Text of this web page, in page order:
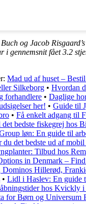
og Jacob
i gennemsnit fået3.2
Mad ud af huset –
Silkeborg • Hvordan
forhandlere • Daglige
her! • Guide til
• Få enkelt adgang til
bedste fiskegrej hos
løn: En guide til
du det bedste ud af
Tilbud hos
in Denmark –
Dominos Hillerød,
• Lidl i Haslev: En guide
hos Kvickly
for Børn og Universum